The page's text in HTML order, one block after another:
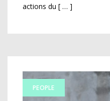
actions du [ … ]
PEOPLE